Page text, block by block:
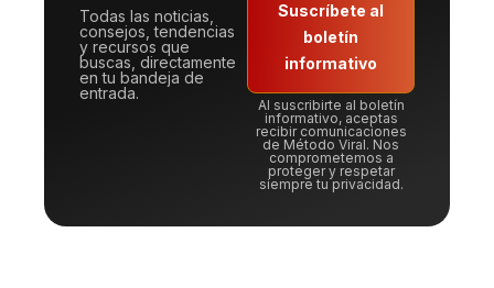
Todas las noticias,
consejos, tendencias
y recursos que
buscas, directamente
en tu bandeja de
entrada.
Suscríbete al
boletín
informativo
Al suscribirte al boletín
informativo, aceptas
recibir comunicaciones
de Método Viral. Nos
comprometemos a
proteger y respetar
siempre tu privacidad.